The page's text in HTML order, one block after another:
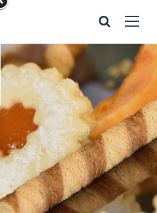
bejegyzés